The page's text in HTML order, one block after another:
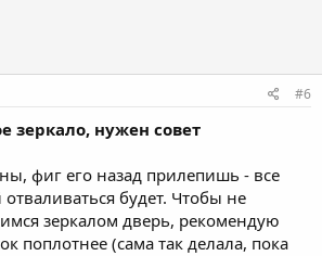
#6
зеркало, нужен совет
фиг его назад прилепишь - все
будет. Чтобы не
зеркалом дверь, рекомендую
поплотнее (сама так делала, пока